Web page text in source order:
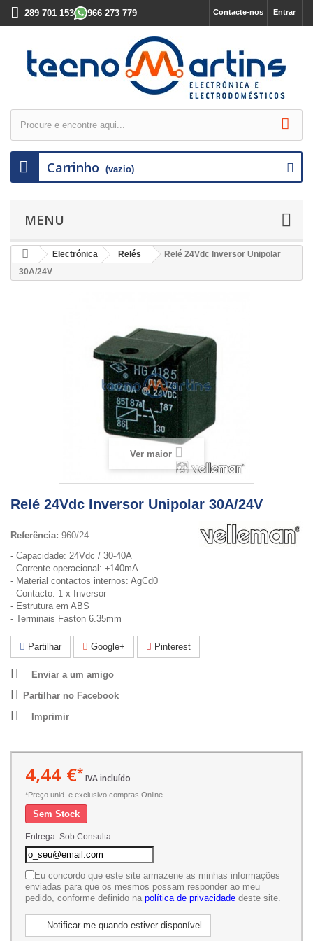
Entrar
Contacte-nos
289 701 153 966 273 779
Carrinho (vazio)
MENU
Electrónica Relés
Relé 24Vdc Inversor Unipolar
30A/24V
Ver maior
Relé 24Vdc Inversor Unipolar 30A/24V
Referência: 960/24
- Capacidade: 24Vdc / 30-40A
- Corrente operacional: ±140mA
- Material contactos internos: AgCd0
- Contacto: 1 x Inversor
- Estrutura em ABS
- Terminais Faston 6.35mm
Partilhar Google+ Pinterest
Enviar a um amigo
Partilhar no Facebook
Imprimir
4,44 €*IVA incluído
*Preço unid. e exclusivo compras Online
Sem Stock
Entrega: Sob Consulta
Eu concordo que este site armazene as minhas informações
enviadas para que os mesmos possam responder ao meu
pedido, conforme definido na política de privacidade deste site.
Notificar-me quando estiver disponível